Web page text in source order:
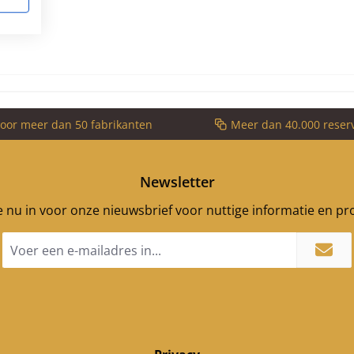
meer dan 50 fabrikanten Meer dan 40.000
Newsletter
nu in voor onze nieuwsbrief voor nuttige informatie en
mailadres